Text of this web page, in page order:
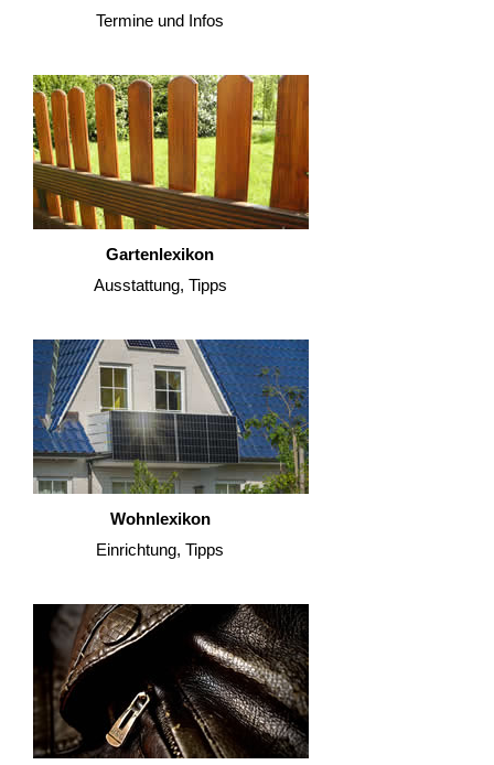
Termine und Infos
Gartenlexikon
Ausstattung, Tipps
Wohnlexikon
Einrichtung, Tipps